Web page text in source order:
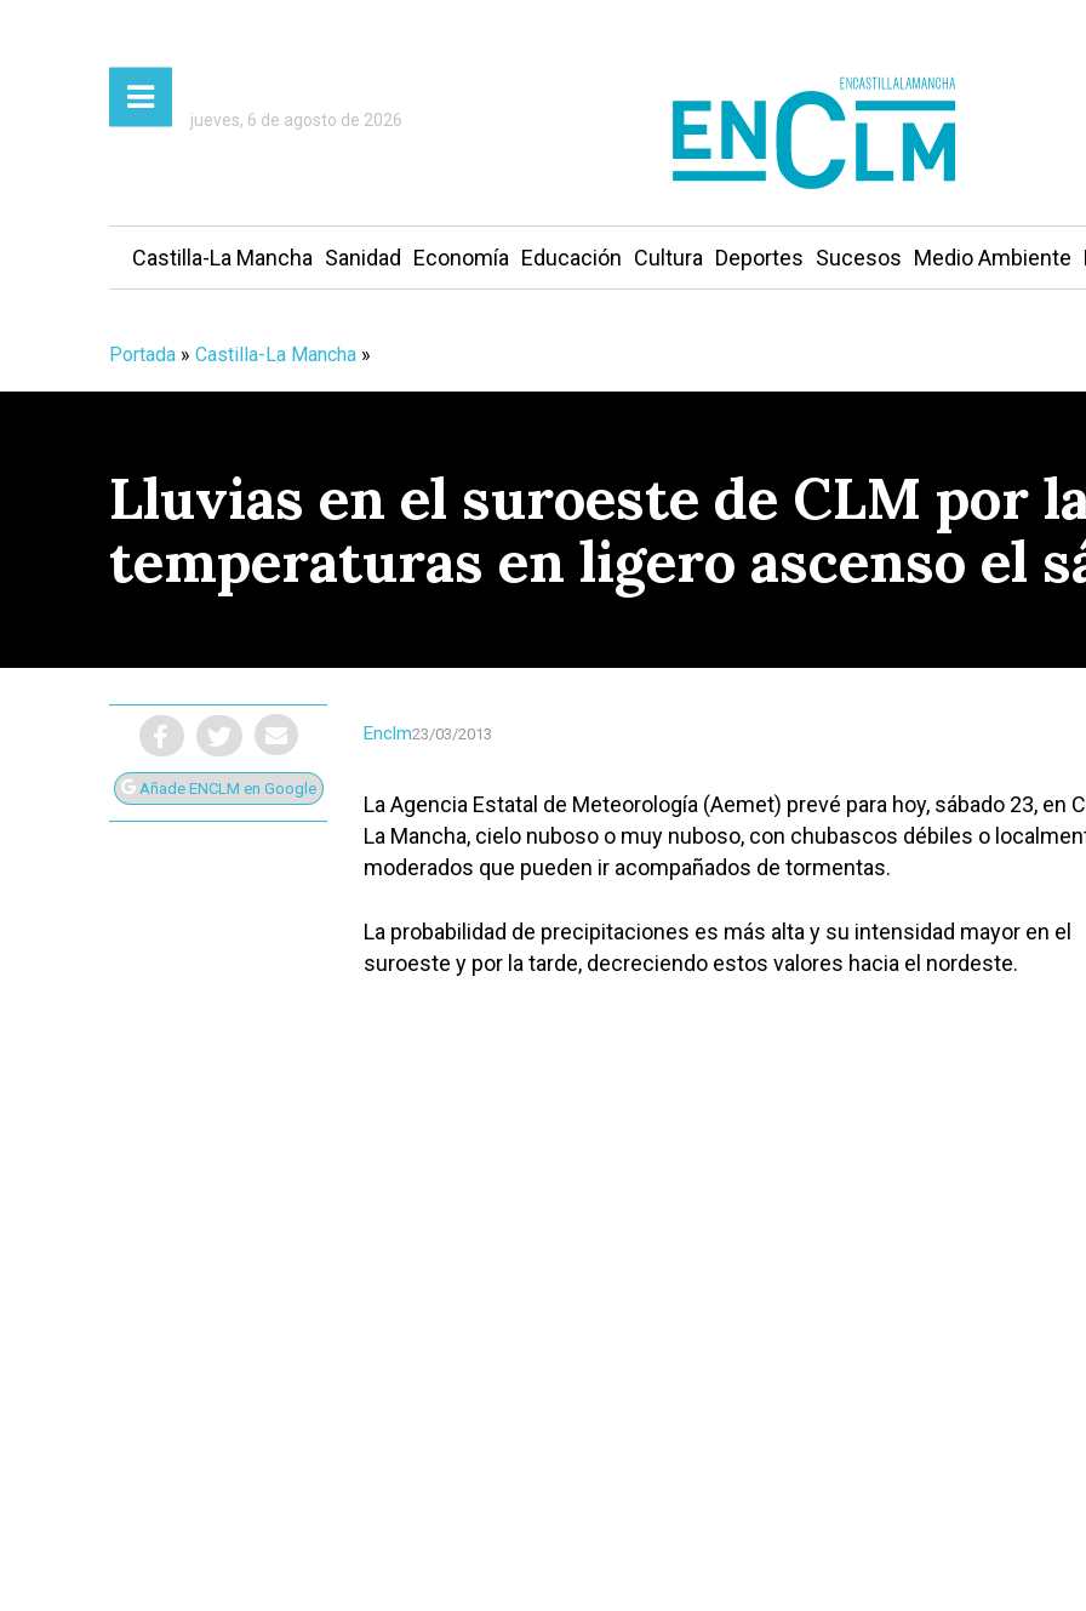
Presiona Intro para buscar o ESC para cerrar
jueves, 6 de agosto de 2026
Castilla-La Mancha Sanidad Economía Educación Cultura Deportes Sucesos Medio Ambiente
Portada » Castilla-La Mancha »
Lluvias en el suroeste de CLM por
temperaturas en ligero ascenso el
Añade ENCLM en Google
Enclm23/03/2013
La Agencia Estatal de Meteorología (Aemet) prevé para hoy, sábado 23, en
La Mancha, cielo nuboso o muy nuboso, con chubascos débiles o
moderados que pueden ir acompañados de tormentas.
La probabilidad de precipitaciones es más alta y su intensidad mayor en el
suroeste y por la tarde, decreciendo estos valores hacia el nordeste.